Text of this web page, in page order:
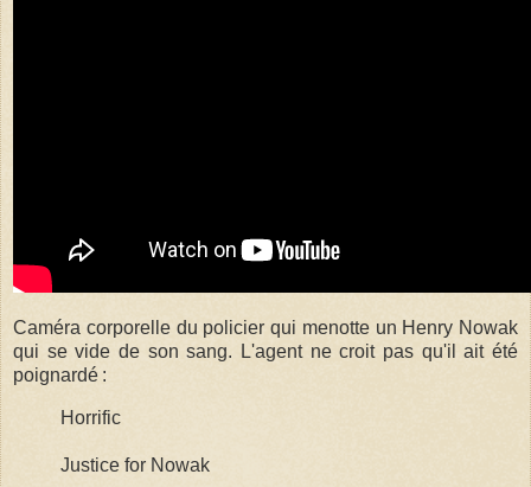
Caméra corporelle du policier qui menotte un Henry Nowak
qui se vide de son sang. L'agent ne croit pas qu'il ait été
poignardé :
Horrific
Justice for Nowak